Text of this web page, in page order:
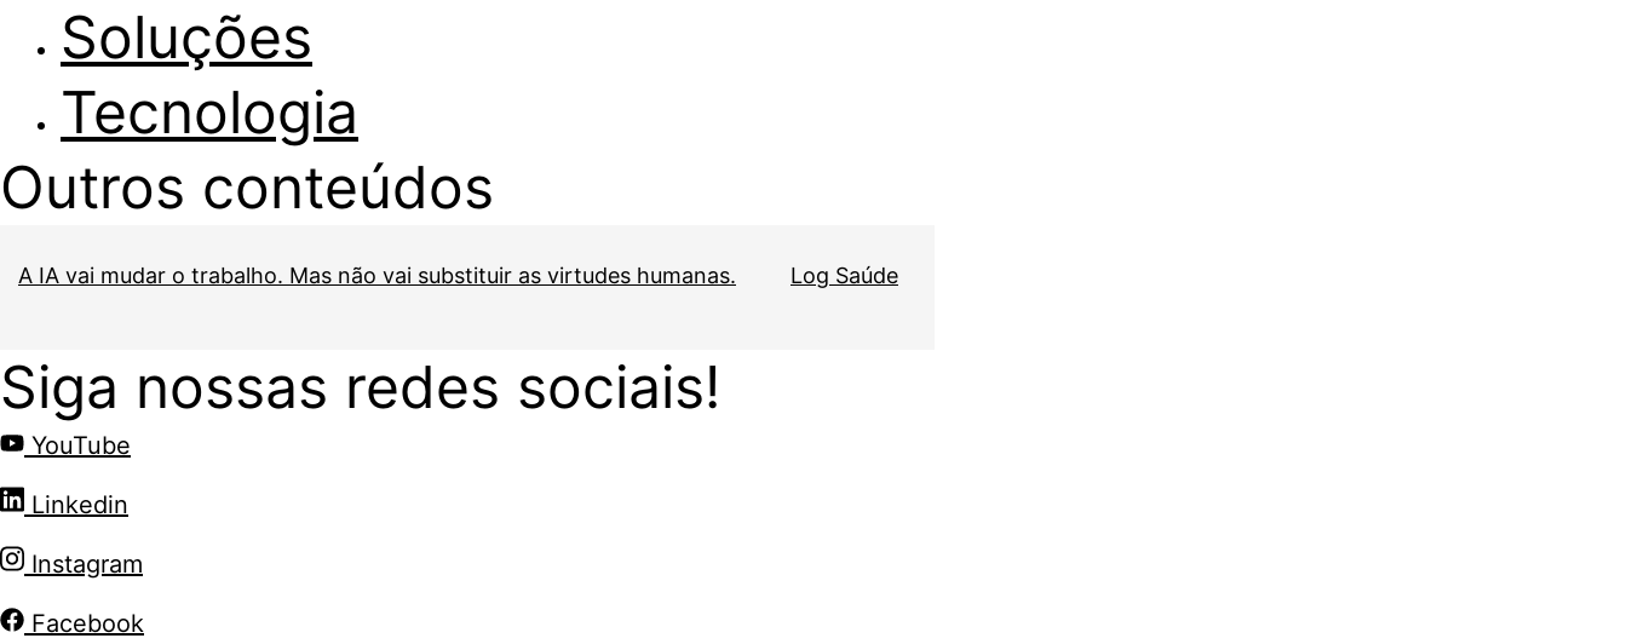
Soluções
Tecnologia
Outros conteúdos
A IA vai mudar o trabalho. Mas não vai substituir as virtudes humanas. Log Saúde
Siga nossas redes sociais!
YouTube
Linkedin
Instagram
Facebook